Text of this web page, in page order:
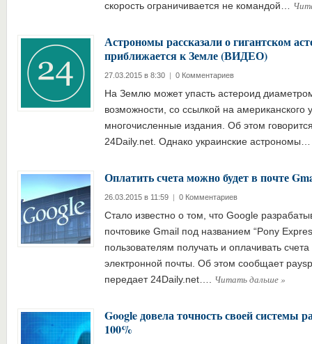
скорость ограничивается не командой…
Астрономы рассказали о гигантском
приближается к Земле (ВИДЕО)
27.03.2015 в 8:30 | 0 Комментариев
На Землю может упасть астероид
возможности, со ссылкой на американского
многочисленные издания. Об этом
24Daily.net. Однако украинские
Оплатить счета можно будет в почте
26.03.2015 в 11:59 | 0 Комментариев
Стало известно о том, что Google
почтовике Gmail под названием “Pony
пользователям получать и оплачивать
электронной почты. Об этом сообщает
передает 24Daily.net…. Читать дальше»
Google довела точность своей системы
100%